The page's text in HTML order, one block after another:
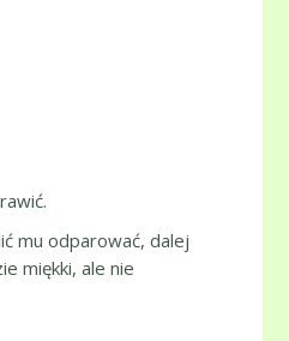
mu odparować, dalej
miękki, ale nie